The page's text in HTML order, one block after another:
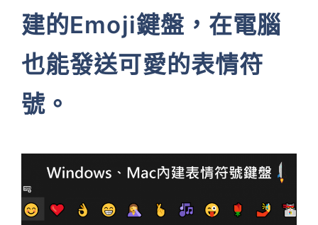
建的Emoji鍵盤，在電腦
也能發送可愛的表情符
號。